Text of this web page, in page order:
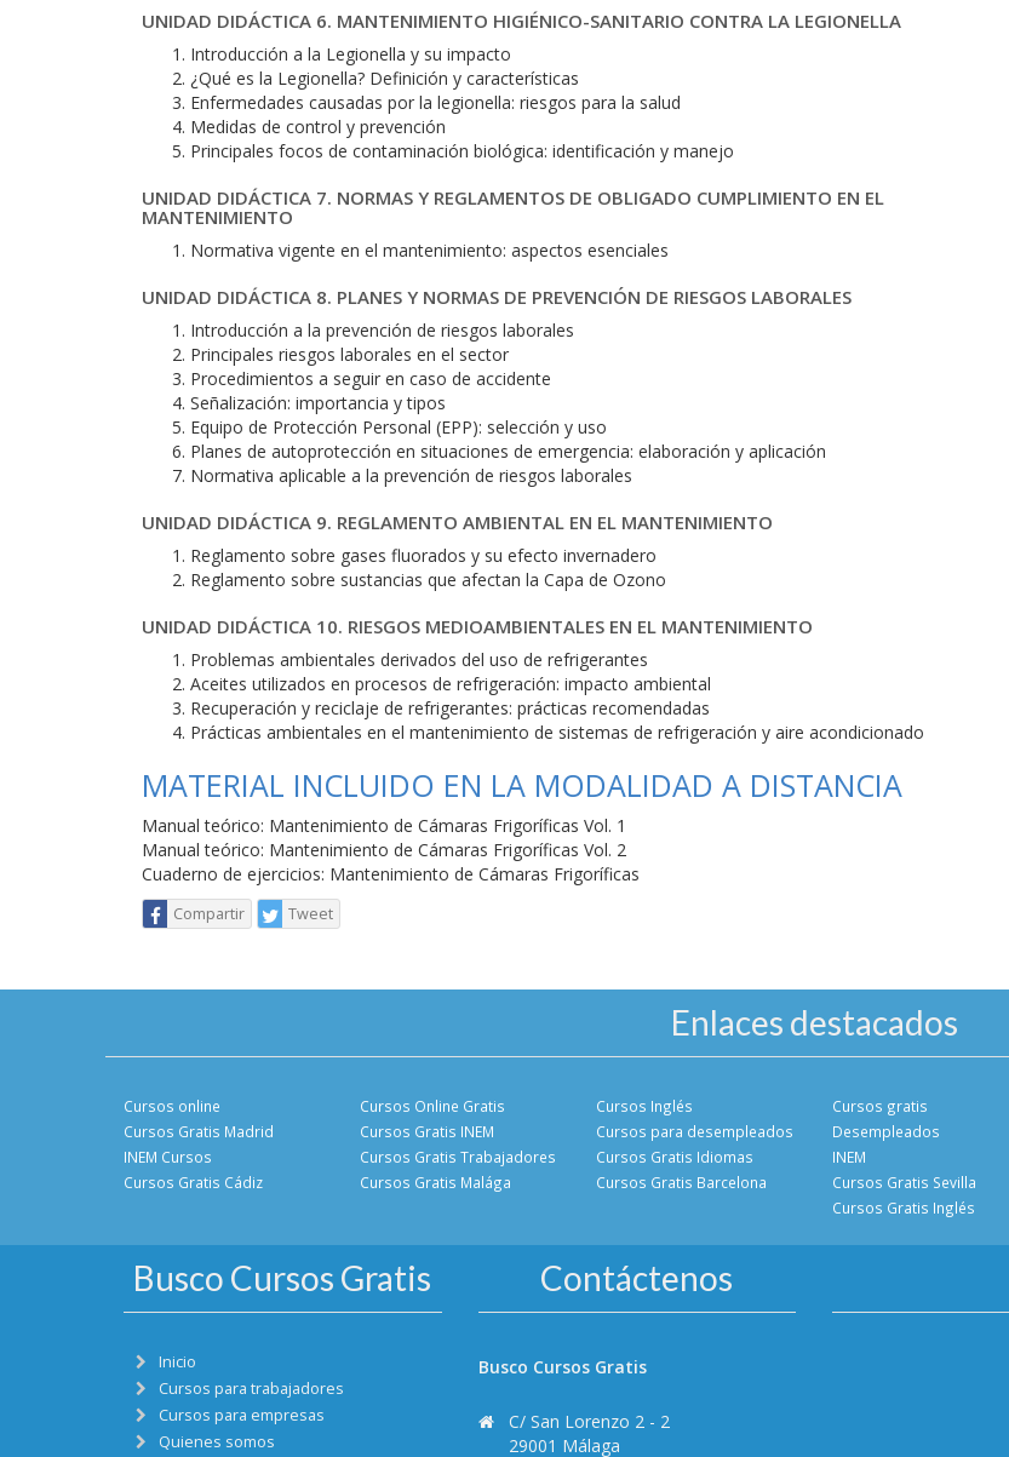
UNIDAD DIDÁCTICA 6. MANTENIMIENTO HIGIÉNICO-SANITARIO CONTRA LA LEGIONELLA
Introducción a la Legionella y su impacto
¿Qué es la Legionella? Definición y características
Enfermedades causadas por la legionella: riesgos para la salud
Medidas de control y prevención
Principales focos de contaminación biológica: identificación y manejo
UNIDAD DIDÁCTICA 7. NORMAS Y REGLAMENTOS DE OBLIGADO CUMPLIMIENTO EN EL
MANTENIMIENTO
Normativa vigente en el mantenimiento: aspectos esenciales
UNIDAD DIDÁCTICA 8. PLANES Y NORMAS DE PREVENCIÓN DE RIESGOS LABORALES
Introducción a la prevención de riesgos laborales
Principales riesgos laborales en el sector
Procedimientos a seguir en caso de accidente
Señalización: importancia y tipos
Equipo de Protección Personal (EPP): selección y uso
Planes de autoprotección en situaciones de emergencia: elaboración y aplicación
Normativa aplicable a la prevención de riesgos laborales
UNIDAD DIDÁCTICA 9. REGLAMENTO AMBIENTAL EN EL MANTENIMIENTO
Reglamento sobre gases fluorados y su efecto invernadero
Reglamento sobre sustancias que afectan la Capa de Ozono
UNIDAD DIDÁCTICA 10. RIESGOS MEDIOAMBIENTALES EN EL MANTENIMIENTO
Problemas ambientales derivados del uso de refrigerantes
Aceites utilizados en procesos de refrigeración: impacto ambiental
Recuperación y reciclaje de refrigerantes: prácticas recomendadas
Prácticas ambientales en el mantenimiento de sistemas de refrigeración y aire acondicionado
MATERIAL INCLUIDO EN LA MODALIDAD A DISTANCIA
Manual teórico: Mantenimiento de Cámaras Frigoríficas Vol. 1
Manual teórico: Mantenimiento de Cámaras Frigoríficas Vol. 2
Cuaderno de ejercicios: Mantenimiento de Cámaras Frigoríficas
Compartir Tweet
Enlaces destacados
Cursos online
Cursos Gratis Madrid
INEM Cursos
Cursos Gratis Cádiz
Cursos Online Gratis
Cursos Gratis INEM
Cursos Gratis Trabajadores
Cursos Gratis Malága
Cursos Inglés
Cursos para desempleados
Cursos Gratis Idiomas
Cursos Gratis Barcelona
Cursos gratis
Desempleados
INEM
Cursos Gratis Sevilla
Cursos Gratis Inglés
Busco Cursos Gratis
Inicio
Cursos para trabajadores
Cursos para empresas
Quienes somos
Contáctenos
Busco Cursos Gratis
C/ San Lorenzo 2 - 2
29001 Málaga